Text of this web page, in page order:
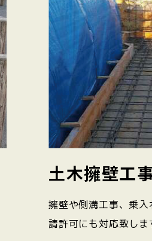
土木擁壁工
擁壁や側溝工事、乗
請許可にも対応致しま